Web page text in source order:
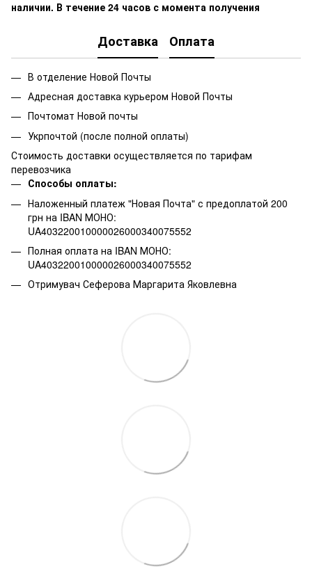
наличии. В течение 24 часов с момента получения
Доставка Оплата
В отделение Новой Почты
Адресная доставка курьером Новой Почты
Почтомат Новой почты
Укрпочтой (после полной оплаты)
Стоимость доставки осуществляется по тарифам
перевозчика
Способы оплаты:
Наложенный платеж "Новая Почта" с предоплатой 200
грн на IBAN МОНО:
UA403220010000026000340075552
Полная оплата на IBAN МОНО:
UA403220010000026000340075552
Отримувач Сеферова Маргарита Яковлевна